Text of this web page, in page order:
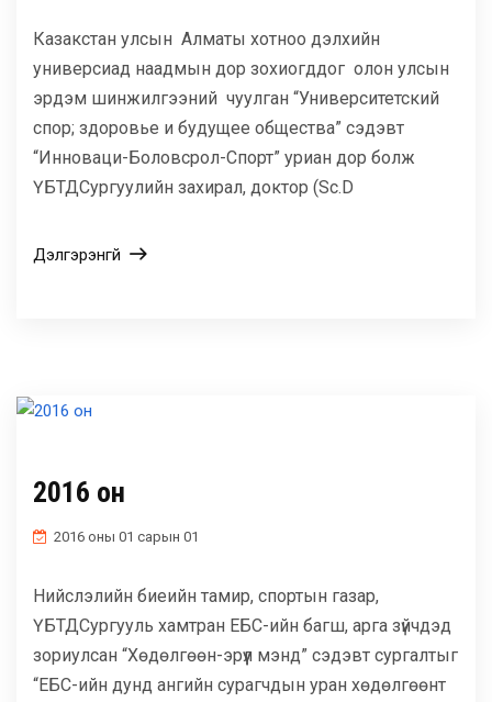
Казакстан улсын Алматы хотноо дэлхийн
универсиад наадмын дор зохиогддог олон улсын
эрдэм шинжилгээний чуулган “Университетский
спор; здоровье и будущее общества” сэдэвт
“Инноваци-Боловсрол-Спорт” уриан дор болж
ҮБТДСургуулийн захирал, доктор (Sc.D
Дэлгэрэнгүй
2016 он
2016 оны 01 сарын 01
Нийслэлийн биеийн тамир, спортын газар,
ҮБТДСургууль хамтран ЕБС-ийн багш, арга зүйчдэд
зориулсан “Хөдөлгөөн-эрүүл мэнд” сэдэвт сургалтыг
“ЕБС-ийн дунд ангийн сурагчдын уран хөдөлгөөнт